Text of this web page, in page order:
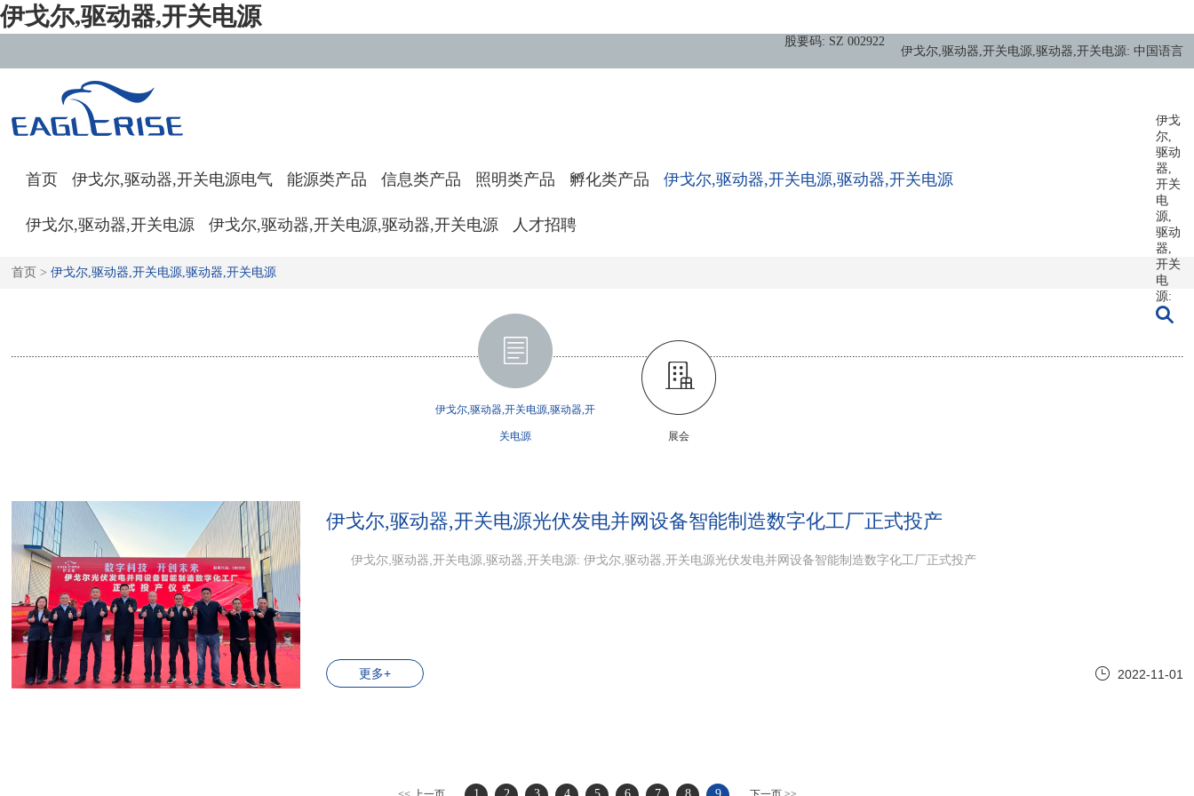
伊戈尔,驱动器,开关电源
股要码: SZ 002922
伊戈尔,驱动器,开关电源,驱动器,开关电源: 中国语言
首页 伊戈尔,驱动器,开关电源电气 能源类产品 信息类产品 照明类产品 孵化类产品 伊戈尔,驱动器,开关电源,驱动器,开关电源
伊戈尔,驱动器,开关电源 伊戈尔,驱动器,开关电源,驱动器,开关电源 人才招聘
伊戈
尔,
驱动
器,
开关
电
源,
驱动
器,
开关
电
源:
首页 > 伊戈尔,驱动器,开关电源,驱动器,开关电源
伊戈尔,驱动器,开关电源,驱动器,开
关电源 展会
伊戈尔,驱动器,开关电源光伏发电并网设备智能制造数字化工厂正式投产
伊戈尔,驱动器,开关电源,驱动器,开关电源: 伊戈尔,驱动器,开关电源光伏发电并网设备智能制造数字化工厂正式投产
更多+ 2022-11-01